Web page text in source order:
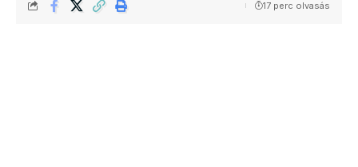
17 perc olvasás